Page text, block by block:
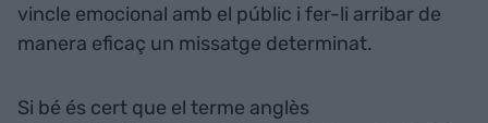
vincle emocional amb el públic i fer-li arribar de
manera eficaç un missatge determinat.
Si bé és cert que el terme anglès